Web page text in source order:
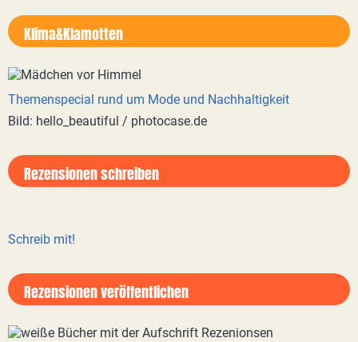
Klima&Klamotten
Themenspecial rund um Mode und Nachhaltigkeit
Bild: hello_beautiful / photocase.de
Rezensionen schreiben
Schreib mit!
Rezensionen veröffentlichen